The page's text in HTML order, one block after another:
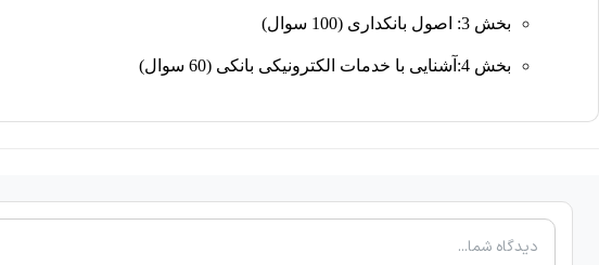
بخش 3: اصول بانکداری (100 سوال)
بخش 4:آشنایی با خدمات الکترونیکی بانکی (60 سوال)